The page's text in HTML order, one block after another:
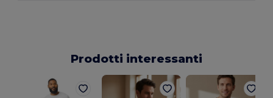
Prodotti interessanti